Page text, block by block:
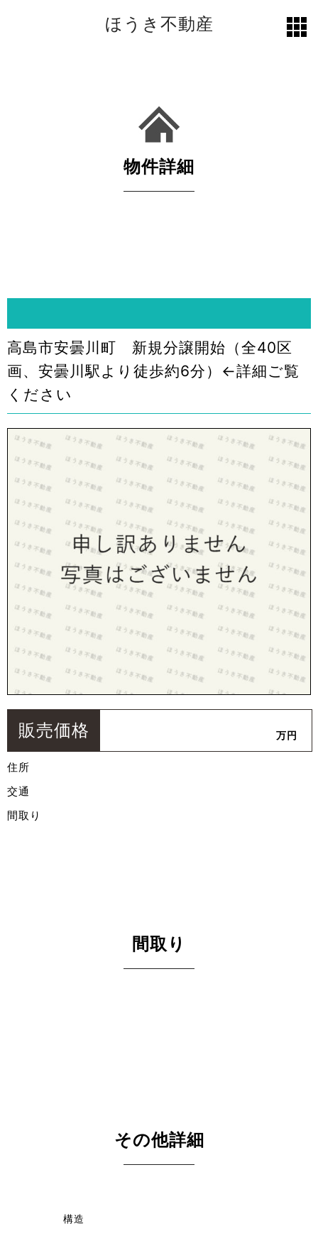
ほうき不動産
物件詳細
高島市安曇川町 新規分譲開始（全40区
画、安曇川駅より徒歩約6分）←詳細ご覧
ください
販売価格 万円
住所
交通
間取り
間取り
その他詳細
構造